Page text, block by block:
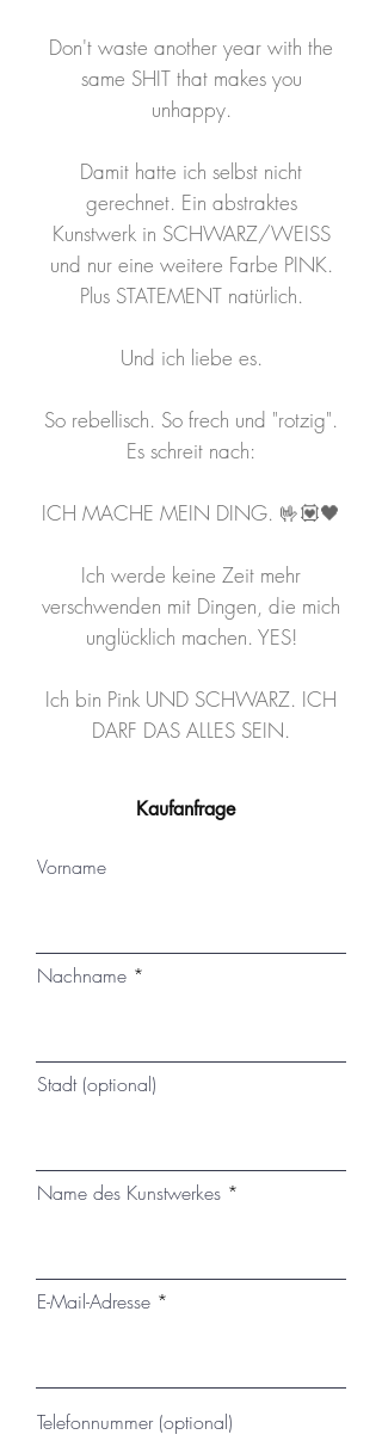
Don't waste another year with the
same SHIT that makes you
unhappy.
Damit hatte ich selbst nicht
gerechnet. Ein abstraktes
Kunstwerk in SCHWARZ/WEISS
und nur eine weitere Farbe PINK.
Plus STATEMENT natürlich.
Und ich liebe es.
So rebellisch. So frech und "rotzig".
Es schreit nach:
ICH MACHE MEIN DING. 🤟💟🖤
Ich werde keine Zeit mehr
verschwenden mit Dingen, die mich
unglücklich machen. YES!
Ich bin Pink UND SCHWARZ. ICH
DARF DAS ALLES SEIN.
Kaufanfrage
Vorname
Nachname
Stadt (optional)
Name des Kunstwerkes
E-Mail-Adresse
Telefonnummer (optional)